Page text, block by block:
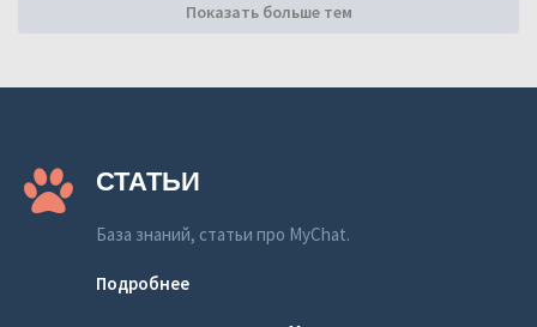
Показать больше тем
СТАТЬИ
База знаний, статьи про MyChat.
Подробнее